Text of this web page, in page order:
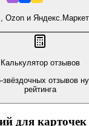
Ozon и
Калькулятор отзывов
звёздочных отзывов
рейтинга
для